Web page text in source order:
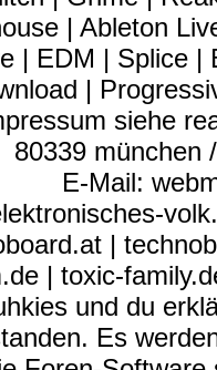
| Ableton
| EDM | Splice
|
siehe
80339 münchen
E-Mail:
|
| toxic-
und du
Es